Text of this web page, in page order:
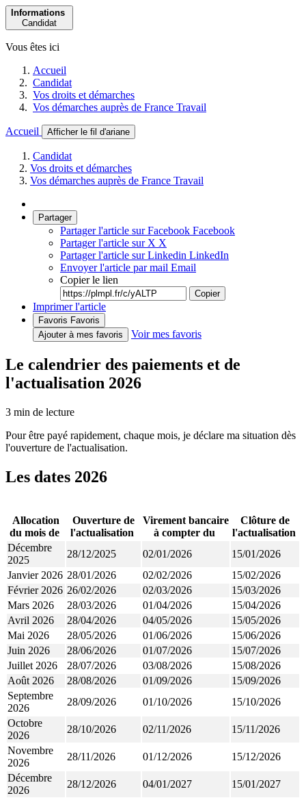
Informations
Candidat
Vous êtes ici
Accueil
Candidat
Vos droits et démarches
Vos démarches auprès de France Travail
Accueil Afficher le fil d'ariane
Candidat
Vos droits et démarches
Vos démarches auprès de France Travail
Partager
Partager l'article sur Facebook Facebook
Partager l'article sur X X
Partager l'article sur Linkedin LinkedIn
Envoyer l'article par mail Email
Copier le lien
Copier
Imprimer l'article
Favoris Favoris
Ajouter à mes favoris
Voir mes favoris
Le calendrier des paiements et de
l'actualisation 2026
3 min de lecture
Pour être payé rapidement, chaque mois, je déclare ma situation dès
l'ouverture de l'actualisation.
Les dates 2026
Allocation
du mois de
Ouverture de
l'actualisation
Virement bancaire
à compter du
Clôture de
l'actualisation
Décembre
2025
28/12/2025 02/01/2026
15/01/2026
Janvier 2026 28/01/2026 02/02/2026
15/02/2026
Février 2026 26/02/2026 02/03/2026
15/03/2026
Mars 2026
28/03/2026 01/04/2026
15/04/2026
Avril 2026
28/04/2026 04/05/2026
15/05/2026
Mai 2026
28/05/2026 01/06/2026
15/06/2026
Juin 2026
28/06/2026 01/07/2026
15/07/2026
Juillet 2026
28/07/2026 03/08/2026
15/08/2026
Août 2026
28/08/2026 01/09/2026
15/09/2026
Septembre
2026
28/09/2026 01/10/2026
15/10/2026
Octobre
2026
28/10/2026 02/11/2026
15/11/2026
Novembre
2026
28/11/2026 01/12/2026
15/12/2026
Décembre
2026
28/12/2026 04/01/2027 15/01/2027